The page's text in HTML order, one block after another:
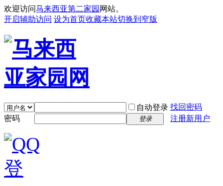
欢迎访问马来西亚第二家园 网站。
开启辅助访问 设为首页收藏本站切换到窄版
自动登录 找回密码
密码
登录 注册新用户